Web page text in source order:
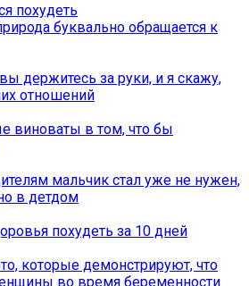
похудеть
буквально обращается к
держитесь за руки, и я скажу,
отношений
виноваты в том, что бы
мальчик стал уже не нужен,
в детдом
похудеть за 10 дней
которые демонстрируют, что
во время беременности